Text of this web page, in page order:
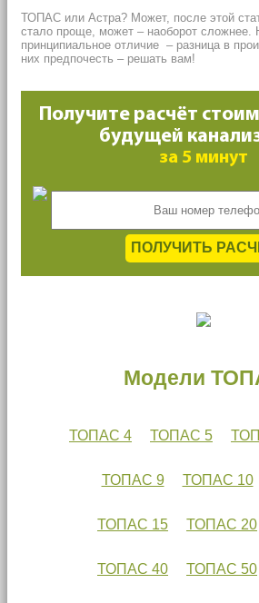
ТОПАС или Астра? Может, после этой
стало проще, может – наоборот сложнее.
принципиальное отличие – разница в
них предпочесть – решать вам!
Получите расчёт
будущей
за 5 минут
ПОЛУЧИТЬ
Модели
ТОПАС 4 ТОПАС 5
ТОПАС 9 ТОПАС 10
ТОПАС 15 ТОПАС 20
ТОПАС 40 ТОПАС 50